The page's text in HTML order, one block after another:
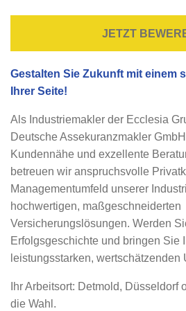
JETZT
Gestalten Sie Zukunft mit einem
Ihrer Seite!
Als Industriemakler der Ecclesia
Deutsche Assekuranzmakler
Kundennähe und exzellente
betreuen wir anspruchsvolle
Managementumfeld unserer
hochwertigen, maßgeschneiderten
Versicherungslösungen. Werden
Erfolgsgeschichte und bringen Sie
leistungsstarken, wertschätzenden
Ihr Arbeitsort: Detmold, Düsseldorf
die Wahl.